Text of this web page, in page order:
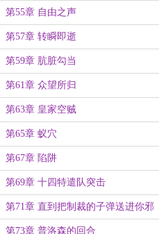
第55章 自由之声
第57章 转瞬即逝
第59章 肮脏勾当
第61章 众望所归
第63章 皇家空贼
第65章 蚁穴
第67章 陷阱
第69章 十四特遣队突击
第71章 直到把制裁的子弹送进你邪
恶的大脑，亡灵才会安息
第73章 普洛森的回合